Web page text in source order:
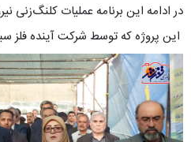
در ادامه این برنامه عملیات کلنگ‌زنی نیروگاه خورشیدی ۲۰ مگاواتی در منطقه گردنه خرازان با حضور
این پروژه که توسط شرکت آینده فلز سبز احداث